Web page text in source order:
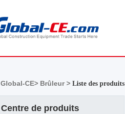
Global-CE> Brûleur >Liste des produits
Centre de produits